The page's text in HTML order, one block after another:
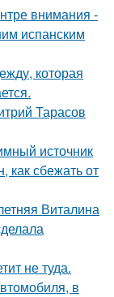
внимания -
испанским
которая
Тарасов
источник
как сбежать от
Виталина
не туда.
в